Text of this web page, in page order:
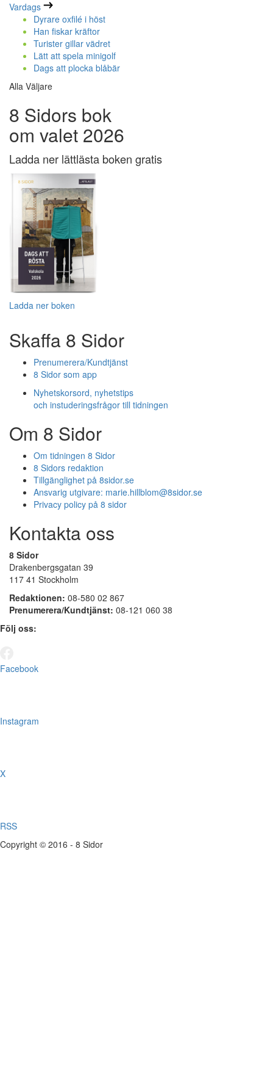
Vardags
Dyrare oxfilé i höst
Han fiskar kräftor
Turister gillar vädret
Lätt att spela minigolf
Dags att plocka blåbär
Alla Väljare
8 Sidors bok
om valet 2026
Ladda ner lättlästa boken gratis
Ladda ner boken
Skaffa 8 Sidor
Prenumerera/Kundtjänst
8 Sidor som app
Nyhetskorsord, nyhetstips
och instuderingsfrågor till tidningen
Om 8 Sidor
Om tidningen 8 Sidor
8 Sidors redaktion
Tillgänglighet på 8sidor.se
Ansvarig utgivare: marie.hillblom@8sidor.se
Privacy policy på 8 sidor
Kontakta oss
8 Sidor
Drakenbergsgatan 39
117 41 Stockholm
Redaktionen: 08-580 02 867
Prenumerera/Kundtjänst: 08-121 060 38
Följ oss:
Facebook
Instagram
X
RSS
Copyright © 2016 - 8 Sidor